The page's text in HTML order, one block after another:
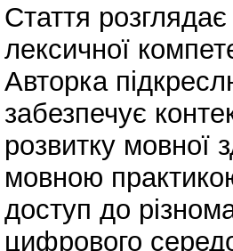
Стаття
лексичної
Авторка
забезпечує
розвитку мовної
мовною
доступ до
цифрового